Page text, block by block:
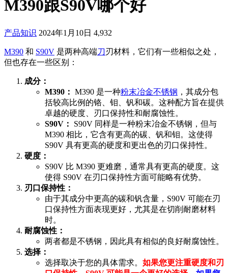
M390跟S90V哪个好
产品知识 2024年1月10日 4,932
M390 和 S90V 是两种高端刀 刃材料，它们有一些相似之处，
但也存在一些区别：
成分：
M390： M390 是一种粉末冶金不锈钢 ，其成分包
括较高比例的铬、钼、钒和碳。这种配方旨在提供
卓越的硬度、刃口保持性和耐腐蚀性。
S90V：
S90V 同样是一种粉末冶金不锈钢，但与
M390 相比，它含有更高的碳、钒和钼。这使得
S90V 具有更高的硬度和更出色的刃口保持性。
硬度：
S90V 比 M390 更难磨，通常具有更高的硬度。这
使得 S90V 在刃口保持性方面可能略有优势。
刃口保持性：
由于其成分中更高的碳和钒含量，S90V 可能在刃
口保持性方面表现更好，尤其是在切削耐磨材料
时。
耐腐蚀性：
两者都是不锈钢，因此具有相似的良好耐腐蚀性。
选择：
选择取决于您的具体需求。 如果您更注重硬度和刃